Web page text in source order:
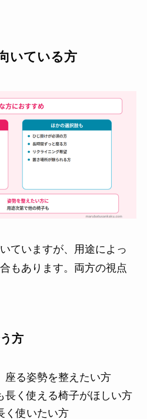
いている方
ていますが、用途によっ
もあります。両方の視点
方
座る姿勢を整えたい方
長く使える椅子がほしい方
く使いたい方